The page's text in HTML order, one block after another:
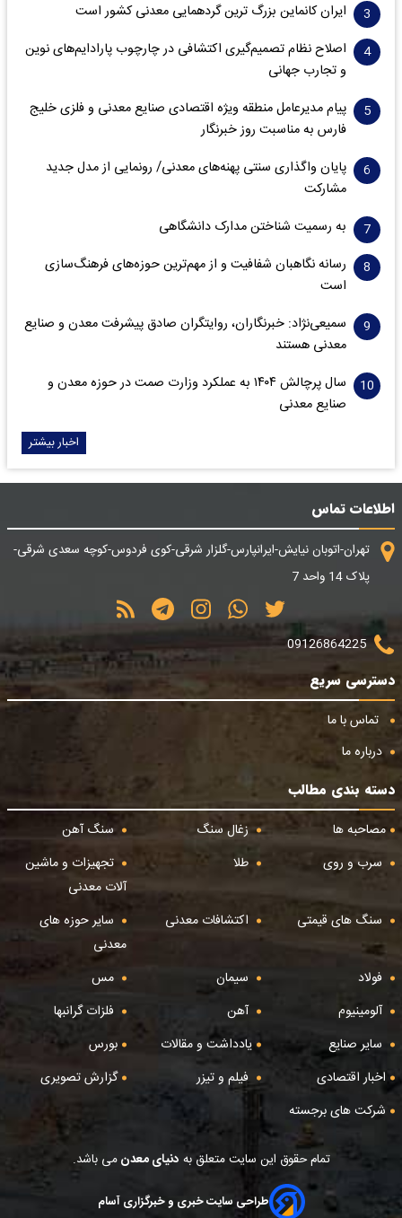
ایران کانماین بزرگ ترین گردهمایی معدنی کشور است
اصلاح نظام تصمیم‌گیری اکتشافی در چارچوب پارادایم‌های نوین
و تجارب جهانی
پیام مدیرعامل منطقه ویژه اقتصادی صنایع معدنی و فلزی خلیج
فارس به مناسبت روز خبرنگار‌
پایان واگذاری‌ سنتی پهنه‌های معدنی/ رونمایی از مدل جدید
مشارکت
به رسمیت شناختن مدارک دانشگاهی
رسانه نگاهبان شفافیت و از مهم‌ترین حوزه‌های فرهنگ‌سازی
است
سمیعی‌نژاد: خبرنگاران، روایتگران صادق پیشرفت معدن و صنایع
معدنی هستند
سال پرچالش ۱۴۰۴ به عملکرد وزارت صمت در حوزه معدن و
صنایع معدنی
اخبار بیشتر
اطلاعات تماس
تهران-اتوبان نیایش-ایرانپارس-گلزار شرقی-کوی فردوس-کوچه سعدی شرقی-
پلاک 14 واحد 7
09126864225
دسترسی سریع
تماس با ما
درباره ما
دسته بندی مطالب
مصاحبه ها
زغال سنگ
سنگ آهن
سرب و روی
طلا
تجهیزات و ماشین
آلات معدنی
سنگ های قیمتی
اکتشافات معدنی
سایر حوزه های
معدنی
فولاد
سیمان
مس
آلومینیوم
آهن
فلزات گرانبها
سایر صنایع
یادداشت و مقالات
بورس
اخبار اقتصادی
فیلم و تیزر
گزارش تصویری
شرکت های برجسته
تمام حقوق این سایت متعلق به دنیای معدنمی باشد.
طراحی سایت خبری و خبرگزاری آسام